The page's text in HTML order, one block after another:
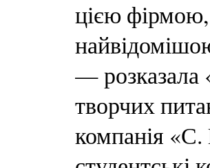
цією фірмою,
—
творчих
компанія «С.